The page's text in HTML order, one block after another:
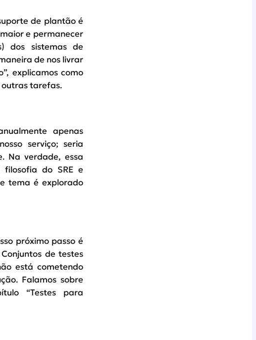
de plantão é
e permanecer
dos sistemas de
de nos livrar
explicamos como
outras tarefas.
apenas
serviço; seria
Na verdade, essa
do SRE e
tema é explorado
próximo passo é
de testes
está cometendo
Falamos sobre
“Testes para